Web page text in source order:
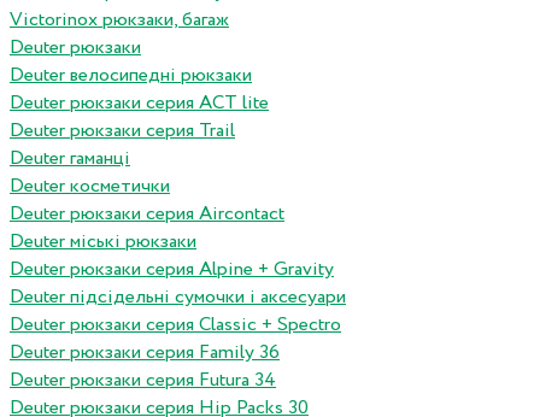
Victorinox рюкзаки, багаж
Deuter рюкзаки
Deuter велосипедні рюкзаки
Deuter рюкзаки серия ACT lite
Deuter рюкзаки серия Trail
Deuter гаманці
Deuter косметички
Deuter рюкзаки серия Aircontact
Deuter міські рюкзаки
Deuter рюкзаки серия Alpine + Gravity
Deuter підсідельні сумочки і аксесуари
Deuter рюкзаки серия Classic + Spectro
Deuter рюкзаки серия Family 36
Deuter рюкзаки серия Futura 34
Deuter рюкзаки серия Hip Packs 30